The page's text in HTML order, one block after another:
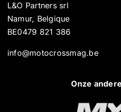
L&O Partners srl
Namur, Belgique
BE0479 821 386
info@motocrossmag.be
Onze